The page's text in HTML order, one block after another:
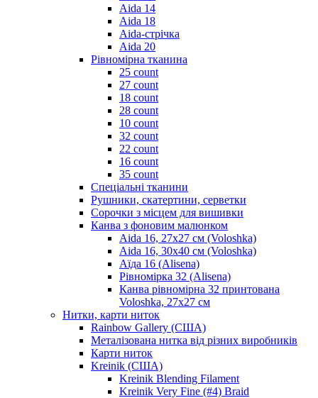
Aida 14
Aida 18
Aida-стрічка
Aida 20
Рівномірна тканина
25 count
27 count
18 count
28 count
10 count
32 count
22 count
16 count
35 count
Спеціальні тканини
Рушники, скатертини, серветки
Сорочки з місцем для вишивки
Канва з фоновим малюнком
Aida 16, 27х27 см (Voloshka)
Aida 16, 30х40 см (Voloshka)
Аїда 16 (Alisena)
Рівномірка 32 (Alisena)
Канва рівномірна 32 принтована
Voloshka, 27х27 см
Нитки, карти ниток
Rainbow Gallery (США)
Металізована нитка від різних виробників
Карти ниток
Kreinik (США)
Kreinik Blending Filament
Kreinik Very Fine (#4) Braid